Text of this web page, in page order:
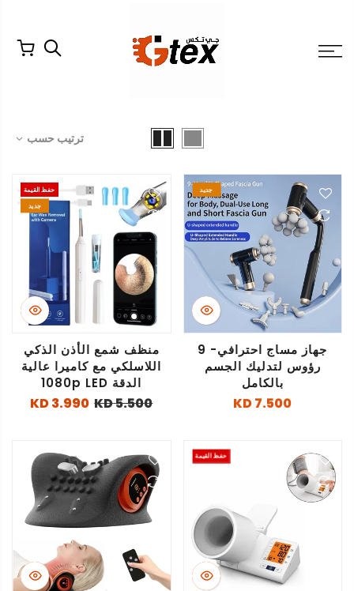
ترتيب حسب
جديد
جهاز مساج احترافي- 9
رؤوس لتدليك الجسم
بالكامل
7.500 KD
حفظ القيمة
جديد
منظف شمع الأذن الذكي
اللاسلكي مع كاميرا عالية
الدقة 1080p LED
5.500 KD
3.990 KD
حفظ القيمة